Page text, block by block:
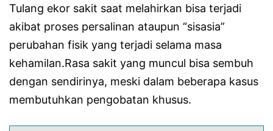
Tulang ekor sakit saat melahirkan bisa terjadi
akibat proses persalinan ataupun “sisasia”
perubahan fisik yang terjadi selama masa
kehamilan.Rasa sakit yang muncul bisa sembuh
dengan sendirinya, meski dalam beberapa kasus
membutuhkan pengobatan khusus.